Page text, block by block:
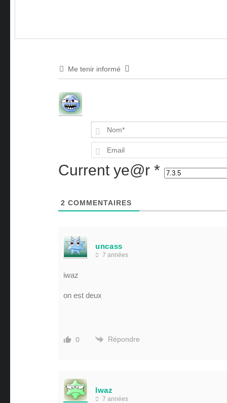
Me tenir informé
Current ye@r *
2 COMMENTAIRES
uncass
7 années
iwaz
on est deux
0 Répondre
lwaz
7 années